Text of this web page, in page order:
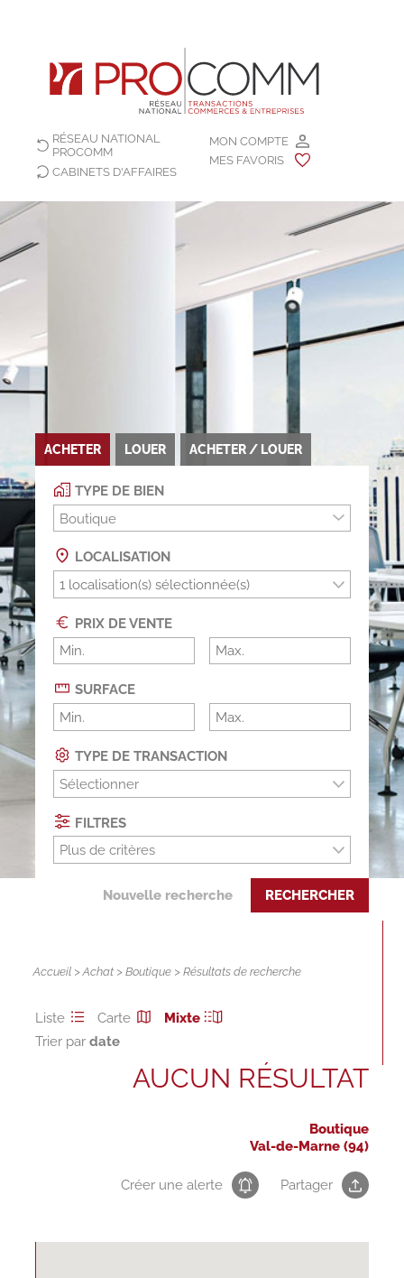
MON COMPTE
MES FAVORIS
RÉSEAU NATIONAL
PROCOMM
CABINETS D'AFFAIRES
ACHETER LOUER ACHETER / LOUER
TYPE DE BIEN
Boutique
LOCALISATION
PRIX DE VENTE
SURFACE
TYPE DE TRANSACTION
Sélectionner
FILTRES
Plus de critères
Nouvelle recherche RECHERCHER
Accueil >Achat >Boutique > Résultats de recherche
Liste Carte
Mixte
Trier par
AUCUN RÉSULTAT
Boutique
Val-de-Marne (94)
Créer une alerte Partager